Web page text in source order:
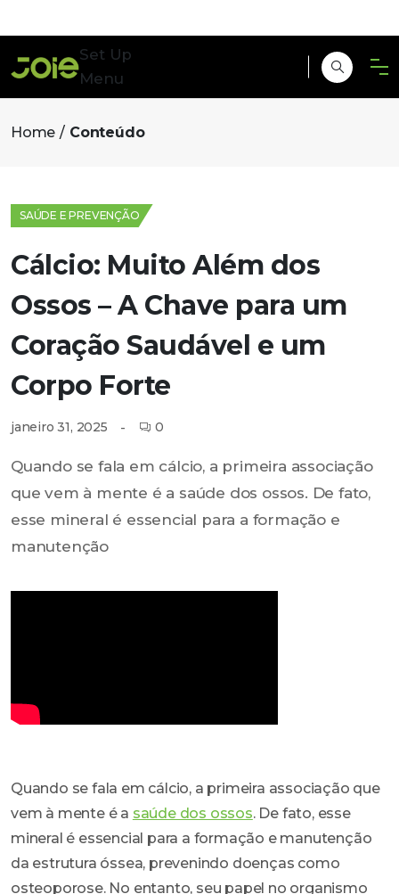
Set Up
Menu
Home Conteúdo
SAÚDE E PREVENÇÃO
Cálcio: Muito Além dos
Ossos – A Chave para um
Coração Saudável e um
Corpo Forte
janeiro 31, 2025 0
Quando se fala em cálcio, a primeira associação
que vem à mente é a saúde dos ossos. De fato,
esse mineral é essencial para a formação e
manutenção
Quando se fala em cálcio, a primeira associação que
vem à mente é a saúde dos ossos. De fato, esse
mineral é essencial para a formação e manutenção
da estrutura óssea, prevenindo doenças como
osteoporose. No entanto, seu papel no organismo